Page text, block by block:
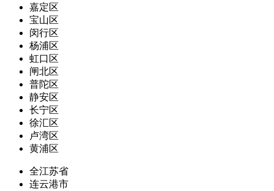
嘉定区
宝山区
闵行区
杨浦区
虹口区
闸北区
普陀区
静安区
长宁区
徐汇区
卢湾区
黄浦区
全江苏省
连云港市